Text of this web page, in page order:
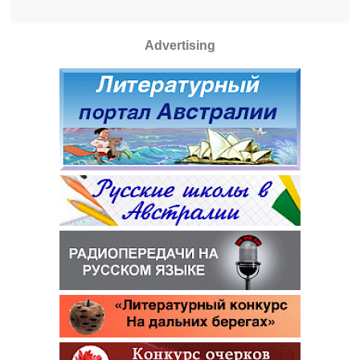
Advertising